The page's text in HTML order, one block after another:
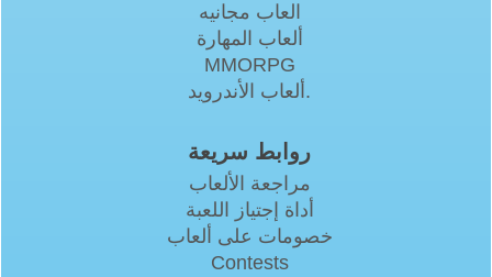
العاب مجانيه
ألعاب المهارة
MMORPG
ألعاب الأندرويد.
روابط سريعة
مراجعة الألعاب
أداة إجتياز اللعبة
خصومات على ألعاب
Contests